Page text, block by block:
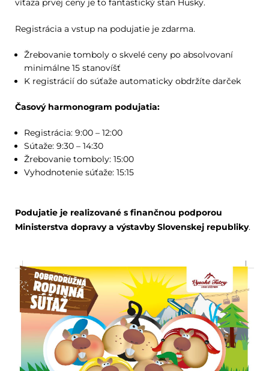
víťaza prvej ceny je to fantastický stan Husky.
Registrácia a vstup na podujatie je zdarma.
Žrebovanie tomboly o skvelé ceny po absolvovaní
minimálne 15 stanovíšť
K registrácií do súťaže automaticky obdržíte darček
Časový harmonogram podujatia:
Registrácia: 9:00 – 12:00
Sútaže: 9:30 – 14:30
Žrebovanie tomboly: 15:00
Vyhodnotenie súťaže: 15:15
Podujatie je realizované s finančnou podporou
Ministerstva dopravy a výstavby Slovenskej republiky.